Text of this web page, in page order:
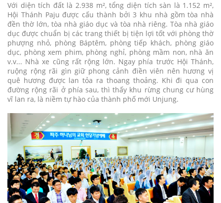
Với diện tích đất là 2.938 m², tổng diện tích sàn là 1.152 m²,
Hội Thánh Paju được cấu thành bởi 3 khu nhà gồm tòa nhà
đền thờ lớn, tòa nhà giáo dục và tòa nhà riêng. Tòa nhà giáo
dục được chuẩn bị các trang thiết bị tiện lợi tốt với phòng thờ
phượng nhỏ, phòng Báptêm, phòng tiếp khách, phòng giáo
dục, phòng xem phim, phòng nghỉ, phòng mầm non, nhà ăn
v.v... Nhà xe cũng rất rộng lớn. Ngay phía trước Hội Thánh,
ruộng rộng rãi gìn giữ phong cảnh điền viên nên hương vị
quê hương được lan tỏa ra thoang thoảng. Khi đi qua con
đường rộng rãi ở phía sau, thì thấy khu rừng chung cư hùng
vĩ lan ra, là niềm tự hào của thành phố mới Unjung.